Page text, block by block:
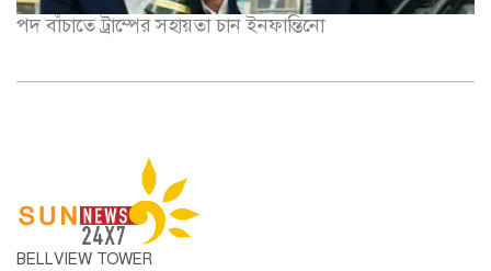
পদ বাঁচাতে ট্রাম্পের সহায়তা চান ইনফান্তিনো
BELLVIEW TOWER